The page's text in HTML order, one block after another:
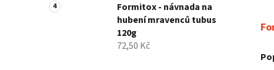
Formitox - návnada na
hubení mravenců tubus
120g
72,50 Kč